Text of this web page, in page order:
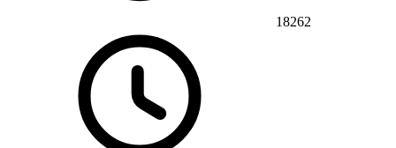
18262